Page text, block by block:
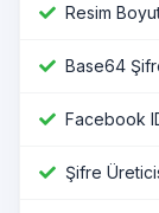
Resim
Base64
Facebook
Şifre